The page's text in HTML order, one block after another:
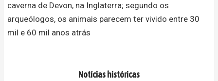
caverna de Devon, na Inglaterra; segundo os
arqueólogos, os animais parecem ter vivido entre 30
mil e 60 mil anos atrás
Notícias históricas